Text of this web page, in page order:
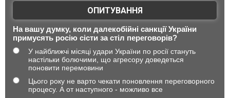
ОПИТУВАННЯ
На вашу думку, коли далекобійні санкції України
примусять росію сісти за стіл переговорів?
У найближчі місяці удари України по росії стануть
настільки болючими, що агресору доведеться
поновити перемовини
Цього року не варто чекати поновлення переговорного
процесу. А от наступного - можливо все